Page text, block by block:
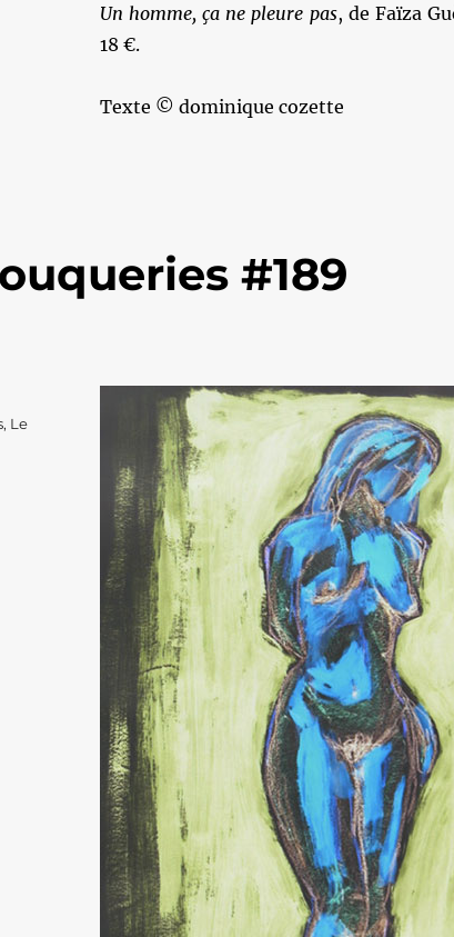
Un homme, ça ne pleure pas, de Faïza
18 €.
Texte © dominique cozette
#189
, Le